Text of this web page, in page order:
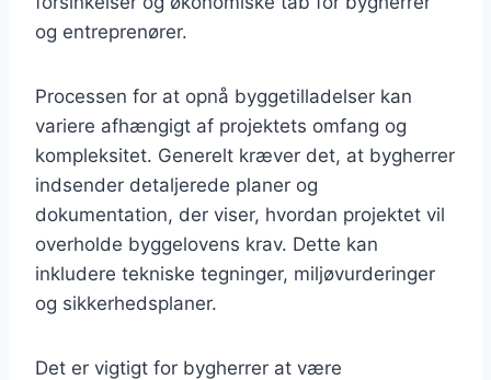
og entreprenører.
Processen for at opnå byggetilladelser kan
variere afhængigt af projektets omfang og
kompleksitet. Generelt kræver det, at bygherrer
indsender detaljerede planer og
dokumentation, der viser, hvordan projektet vil
overholde byggelovens krav. Dette kan
inkludere tekniske tegninger, miljøvurderinger
og sikkerhedsplaner.
Det er vigtigt for bygherrer at være